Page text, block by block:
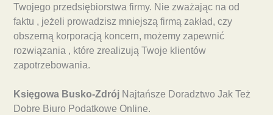
Twojego przedsiębiorstwa firmy. Nie zważając na od
faktu , jeżeli prowadzisz mniejszą firmą zakład, czy
obszerną korporacją koncern, możemy zapewnić
rozwiązania , które zrealizują Twoje klientów
zapotrzebowania.
Księgowa Busko-Zdrój Najtańsze Doradztwo Jak Też
Dobre Biuro Podatkowe Online.